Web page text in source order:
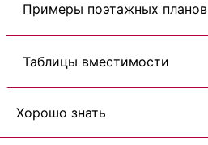
Примеры поэтажных планов
Таблицы вместимости
Хорошо знать